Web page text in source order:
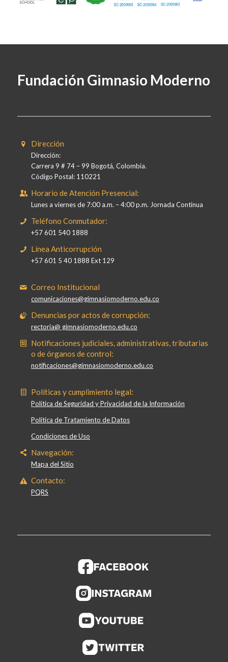
Fundación Gimnasio Moderno
Dirección
Dirección:
Carrera 9 # 74 – 99 Bogotá, Colombia.
Código Postal: 110221
Horario de Atención Presencial:
Lunes a viernes de 7:00 a.m. – 4:00 p.m. Jornada Continua
Teléfono Conmutador:
+57 601 540 1888
Línea Anticorrupción
+57 601 5 40 1888 Ext 129
Correo Institucional
comunicaciones@gimnasiomoderno.edu.co
Denuncias por actos de corrupción:
rectoria@ gimnasiomoderno.edu.co
Notificaciones judiciales, administrativas, tributarias
o de órganos de control:
notificaciones@gimnasiomoderno.edu.co
Políticas y cumplimiento legal:
Política de Seguridad y Privacidad de la Información
Política de Tratamiento de Datos
Condiciones de Uso
Navegación:
Mapa del Sitio
Contacto:
PQRS